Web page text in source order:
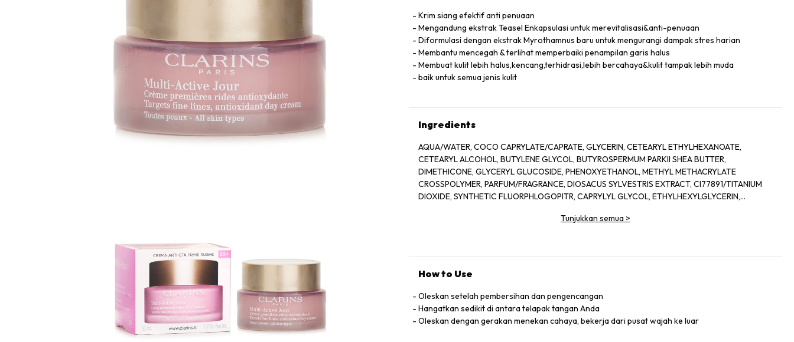
Krim siang efektif anti penuaan
Mengandung ekstrak Teasel Enkapsulasi untuk merevitalisasi&anti-penuaan
Diformulasi dengan ekstrak Myrothamnus baru untuk mengurangi dampak stres harian
Membantu mencegah & terlihat memperbaiki penampilan garis halus
Membuat kulit lebih halus,kencang,terhidrasi,lebih bercahaya&kulit tampak lebih muda
baik untuk semua jenis kulit
Ingredients
AQUA/WATER, COCO CAPRYLATE/CAPRATE, GLYCERIN, CETEARYL ETHYLHEXANOATE,
CETEARYL ALCOHOL, BUTYLENE GLYCOL, BUTYROSPERMUM PARKII SHEA BUTTER,
DIMETHICONE, GLYCERYL GLUCOSIDE, PHENOXYETHANOL, METHYL METHACRYLATE
CROSSPOLYMER, PARFUM/FRAGRANCE, DIOSACUS SYLVESTRIS EXTRACT, CI77891/TITANIUM
DIOXIDE, SYNTHETIC FLUORPHLOGOPITR, CAPRYLYL GLYCOL, ETHYLHEXYLGLYCERIN,
DIMETHICONOL, DIOSPYROS MESPILISFORMIS LEAF EXTRACT, MALTODEXTRIN, TOCOPHEROL,
ACID, LACTIC ACID, MARIS SAL/SEA SALT/SEL MARIN, CI14700/RED 4, CI17200/RED33,
(V2799A)
Tunjukkan semua >
How to Use
Oleskan setelah pembersihan dan pengencangan
Hangatkan sedikit di antara telapak tangan Anda
Oleskan dengan gerakan menekan cahaya, bekerja dari pusat wajah ke luar